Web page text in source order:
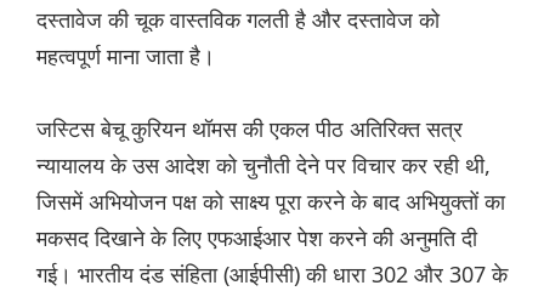
दस्तावेज की चूक वास्तविक गलती है और दस्तावेज को
महत्वपूर्ण माना जाता है।
जस्टिस बेचू कुरियन थॉमस की एकल पीठ अतिरिक्त सत्र
न्यायालय के उस आदेश को चुनौती देने पर विचार कर रही थी,
जिसमें अभियोजन पक्ष को साक्ष्य पूरा करने के बाद अभियुक्तों का
मकसद दिखाने के लिए एफआईआर पेश करने की अनुमति दी
गई। भारतीय दंड संहिता (आईपीसी) की धारा 302 और 307 के